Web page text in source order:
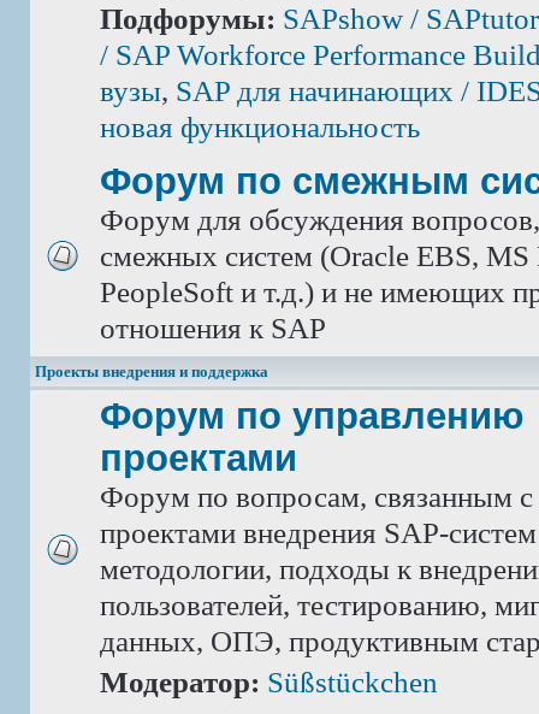
Подфорумы: SAPshow / SAPtutor
/ SAP Workforce Performance
вузы, SAP для начинающих /
новая функциональность
Форум по смежным
Форум для обсуждения
смежных систем (Oracle EBS,
PeopleSoft и т.д.) и не имеющих
отношения к SAP
Проекты внедрения и поддержка
Форум по управлению
проектами
Форум по вопросам, связанным с
проектами внедрения SAP-
методологии, подходы к
пользователей, тестированию,
данных, ОПЭ, продуктивным
Модератор: Süßstückchen